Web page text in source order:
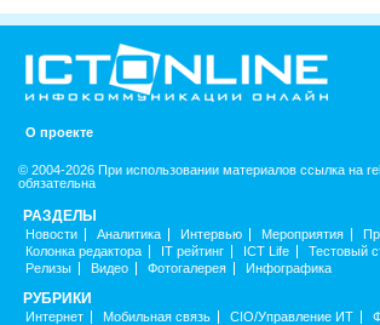
О проекте
© 2004-2026 При использовании материалов ссылка на
обязательна
РАЗДЕЛЫ
Новости Аналитика Интервью Мероприятия
Колонка редактора
IT рейтинг ICT Life Тестовый
Релизы
Видео Фотогалерея Инфографика
РУБРИКИ
Интернет Мобильная связь CIO/Управление ИТ